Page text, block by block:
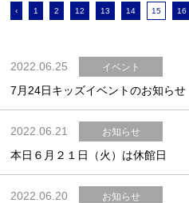
お問合せフォーム
‹ 1 2 12 13 14 15 16
2022.06.25 イベント
7月24日キッズイベントのお知らせ
2022.06.21 お知らせ
本日６月２１日（火）は休館日
2022.06.20 お知らせ